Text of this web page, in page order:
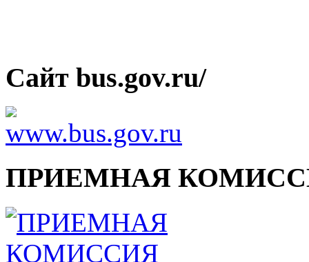
Сайт bus.gov.ru/
ПРИЕМНАЯ